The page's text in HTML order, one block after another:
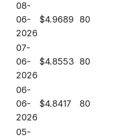
08-
06-
2026
$4.9689 80
07-
06-
2026
$4.8553 80
06-
06-
2026
$4.8417 80
05-